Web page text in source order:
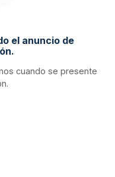
el anuncio de
cuando se presente